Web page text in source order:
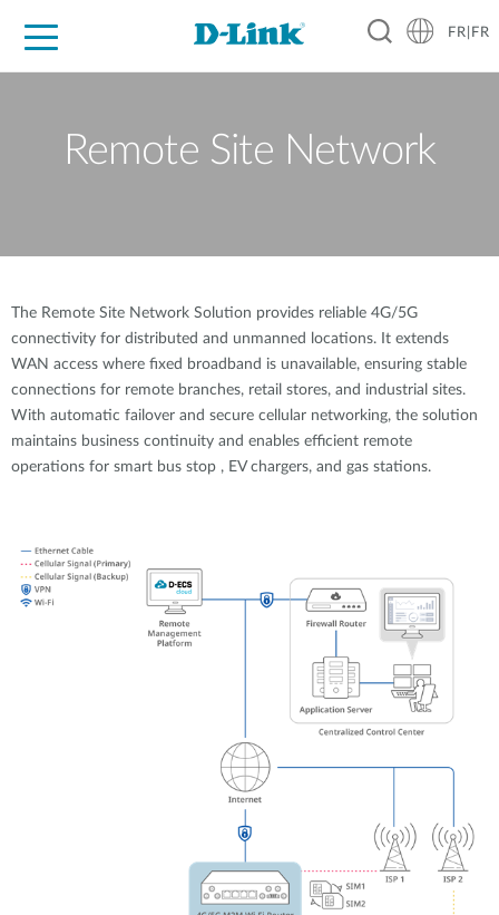
FR|FR
Remote Site Network
The Remote Site Network Solution provides reliable 4G/5G
connectivity for distributed and unmanned locations. It extends
WAN access where fixed broadband is unavailable, ensuring stable
connections for remote branches, retail stores, and industrial sites.
With automatic failover and secure cellular networking, the solution
maintains business continuity and enables efficient remote
operations for smart bus stop , EV chargers, and gas stations.